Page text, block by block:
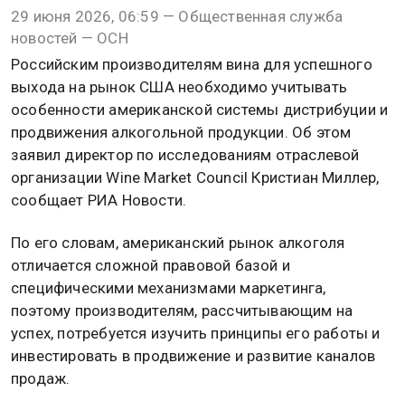
29 июня 2026, 06:59 — Общественная служба
новостей — ОСН
Российским производителям вина для успешного
выхода на рынок США необходимо учитывать
особенности американской системы дистрибуции и
продвижения алкогольной продукции. Об этом
заявил директор по исследованиям отраслевой
организации Wine Market Council Кристиан Миллер,
сообщает РИА Новости.
По его словам, американский рынок алкоголя
отличается сложной правовой базой и
специфическими механизмами маркетинга,
поэтому производителям, рассчитывающим на
успех, потребуется изучить принципы его работы и
инвестировать в продвижение и развитие каналов
продаж.